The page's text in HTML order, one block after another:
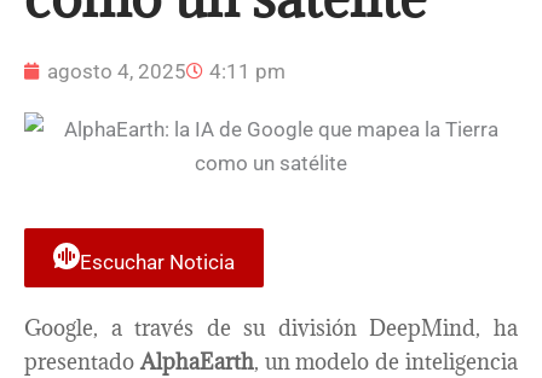
agosto 4, 2025 4:11 pm
Escuchar Noticia
Google, a través de su división DeepMind, ha
presentadoAlphaEarth, un modelo de inteligencia